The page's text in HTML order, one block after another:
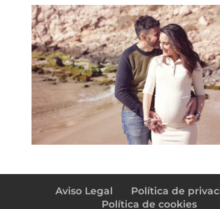
Aviso Legal
Política de
Política de cookies